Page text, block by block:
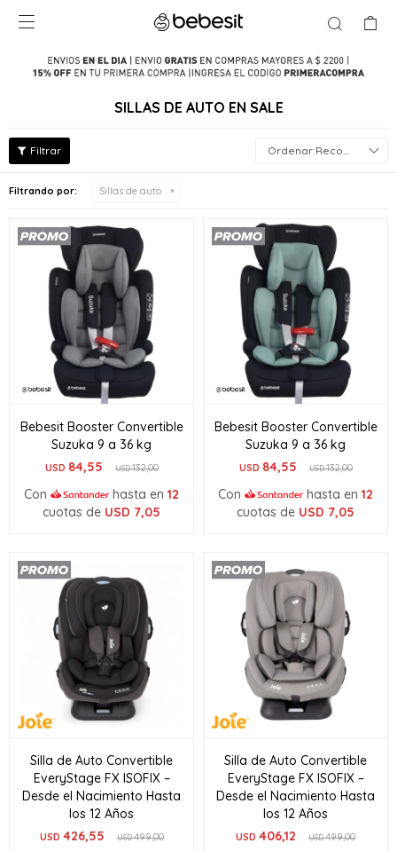

SILLAS DE AUTO EN SALE
Recomendados
Filtrando por: Sillas de auto
Bebesit Booster Convertible
Suzuka 9 a 36 kg
USD 84,55 USD132,00
Con hasta en 12
cuotas de USD 7,05
Bebesit Booster Convertible
Suzuka 9 a 36 kg
USD 84,55 USD132,00
Con hasta en 12
cuotas de USD 7,05
Silla de Auto Convertible
EveryStage FX ISOFIX –
Desde el Nacimiento Hasta
los 12 Años
USD 426,55 USD499,00
Silla de Auto Convertible
EveryStage FX ISOFIX –
Desde el Nacimiento Hasta
los 12 Años
USD 406,12 USD499,00